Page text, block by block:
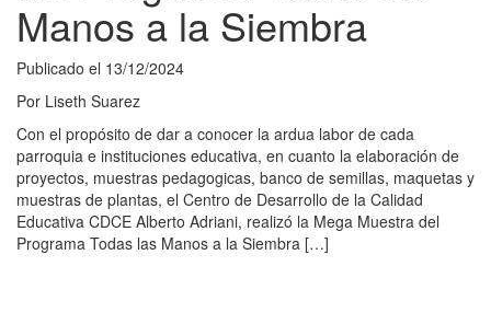
Manos a la Siembra
Publicado el 13/12/2024
Por Liseth Suarez
Con el propósito de dar a conocer la ardua labor de cada
parroquia e instituciones educativa, en cuanto la elaboración de
proyectos, muestras pedagogicas, banco de semillas, maquetas y
muestras de plantas, el Centro de Desarrollo de la Calidad
Educativa CDCE Alberto Adriani, realizó la Mega Muestra del
Programa Todas las Manos a la Siembra […]